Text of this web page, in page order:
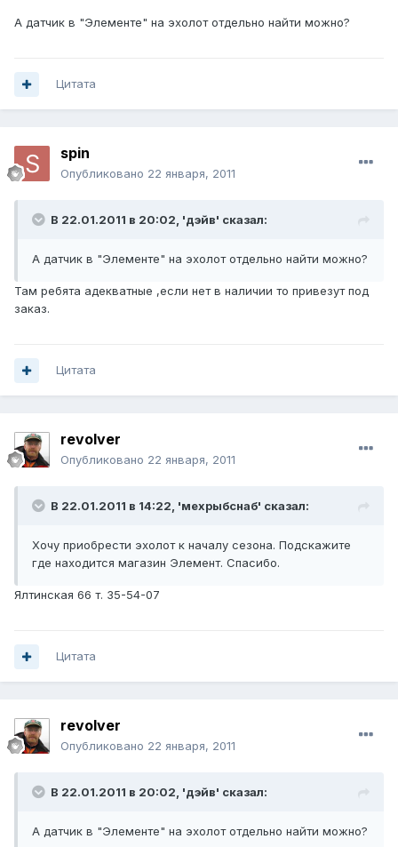
А датчик в "Элементе" на эхолот отдельно найти можно?
Цитата
spin
Опубликовано 22 января, 2011
В 22.01.2011 в 20:02, 'дэйв' сказал:
А датчик в "Элементе" на эхолот отдельно найти можно?
Там ребята адекватные ,если нет в наличии то привезут под
заказ.
Цитата
revolver
Опубликовано 22 января, 2011
В 22.01.2011 в 14:22, 'мехрыбснаб' сказал:
Хочу приобрести эхолот к началу сезона. Подскажите
где находится магазин Элемент. Спасибо.
Ялтинская 66 т. 35-54-07
Цитата
revolver
Опубликовано 22 января, 2011
В 22.01.2011 в 20:02, 'дэйв' сказал:
А датчик в "Элементе" на эхолот отдельно найти можно?